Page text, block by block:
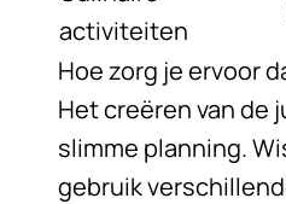
activiteiten
Hoe zorg je ervoor
Het creëren van
slimme planning.
gebruik